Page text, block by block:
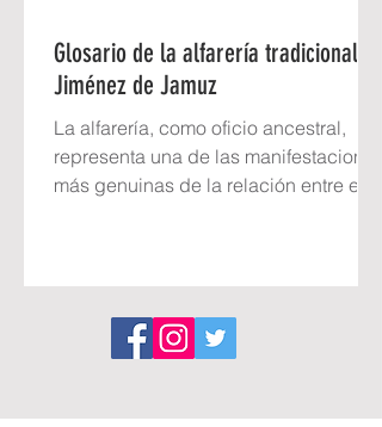
Glosario de la alfarería tradicional en
Jiménez de Jamuz
La alfarería, como oficio ancestral,
representa una de las manifestaciones
más genuinas de la relación entre el
Jamuz (municipio de Santa Elena de
Jamuz) es el único centro alfarero
provincia de León. La primera